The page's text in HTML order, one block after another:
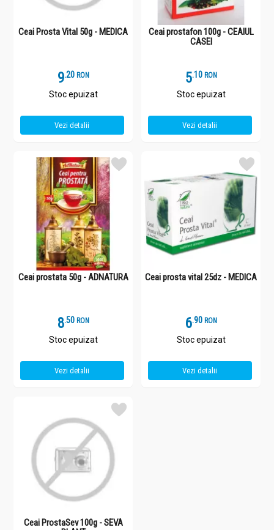
Ceai Prosta Vital 50g - MEDICA
9.2 RON
Stoc epuizat
Vezi detalii
Ceai prostafon 100g - CEAIUL
CASEI
5.1 RON
Stoc epuizat
Vezi detalii
Ceai prostata 50g - ADNATURA
8.5 RON
Stoc epuizat
Vezi detalii
Ceai prosta vital 25dz - MEDICA
6.9 RON
Stoc epuizat
Vezi detalii
Ceai ProstaSev 100g - SEVA